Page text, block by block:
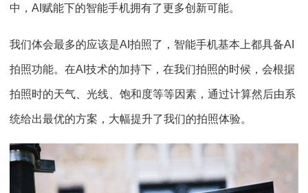
中，AI赋能下的智能手机拥有了更多创新可能。
我们体会最多的应该是AI拍照了，智能手机基本上都具备AI
拍照功能。在AI技术的加持下，在我们拍照的时候，会根据
拍照时的天气、光线、饱和度等等因素，通过计算然后由系
统给出最优的方案，大幅提升了我们的拍照体验。